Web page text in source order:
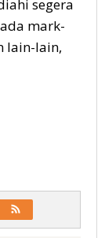
segera
mark-
lain-lain,